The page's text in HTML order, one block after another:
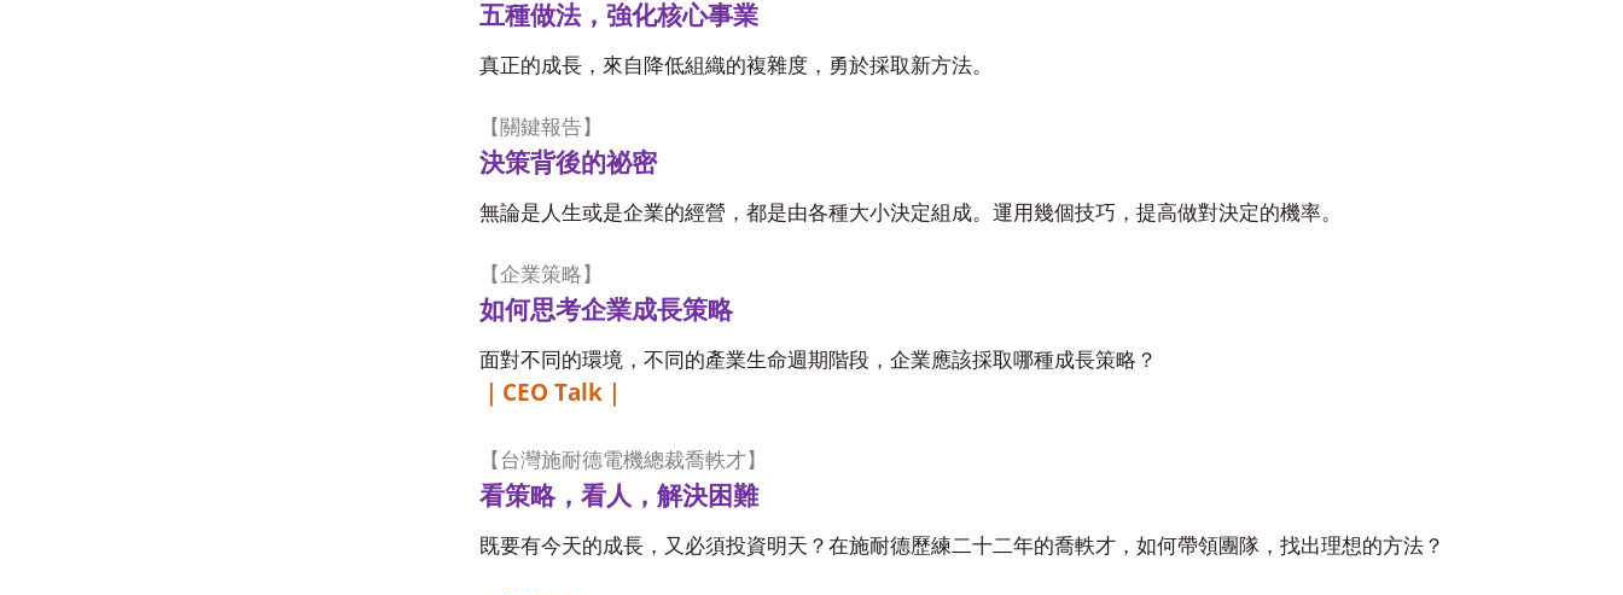
五種做法，強化核心事業
真正的成長，來自降低組織的複雜度，勇於採取新方法。
【關鍵報告】
決策背後的祕密
無論是人生或是企業的經營，都是由各種大小決定組成。運用幾個技巧，提高做對決定的機率。
【企業策略】
如何思考企業成長策略
面對不同的環境，不同的產業生命週期階段，企業應該採取哪種成長策略？
CEO Talk
【台灣施耐德電機總裁喬軼才】
看策略，看人，解決困難
既要有今天的成長，又必須投資明天？在施耐德歷練二十二年的喬軼才，如何帶領團隊，找出理想的方法？